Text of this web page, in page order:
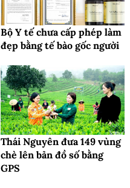
Bộ Y tế chưa cấp phép làm
đẹp bằng tế bào gốc người
Thái Nguyên đưa 149 vùng
chè lên bản đồ số bằng
GPS